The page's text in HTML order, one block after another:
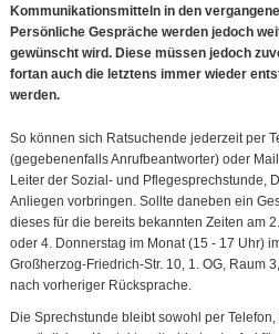
Kommunikationsmitteln in den
Persönliche Gespräche werden jedoch
gewünscht wird. Diese müssen jedoch
fortan auch die letztens immer wieder
werden.
So können sich Ratsuchende jederzeit per
(gegebenenfalls Anrufbeantworter) oder
Leiter der Sozial- und Pflegesprechstunde,
Anliegen vorbringen. Sollte daneben ein
dieses für die bereits bekannten Zeiten am
oder 4. Donnerstag im Monat (15 - 17 Uhr)
Großherzog-Friedrich-Str. 10, 1. OG, Raum
nach vorheriger Rücksprache.
Die Sprechstunde bleibt sowohl per